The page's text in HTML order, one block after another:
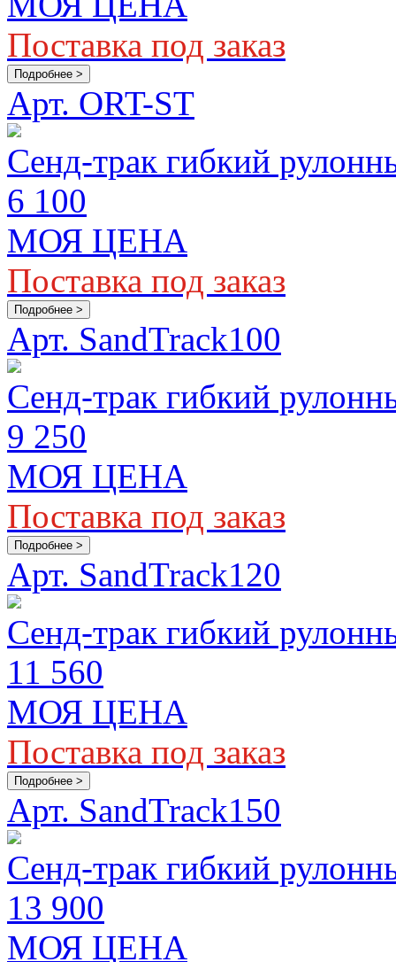
Поставка под заказ
Подробнее >
Арт. ORT-ST
Сенд-трак гибкий
6 100
МОЯ ЦЕНА
Поставка под заказ
Подробнее >
Арт. SandTrack100
Сенд-трак гибкий
9 250
МОЯ ЦЕНА
Поставка под заказ
Подробнее >
Арт. SandTrack120
Сенд-трак гибкий
11 560
МОЯ ЦЕНА
Поставка под заказ
Подробнее >
Арт. SandTrack150
Сенд-трак гибкий
13 900
МОЯ ЦЕНА